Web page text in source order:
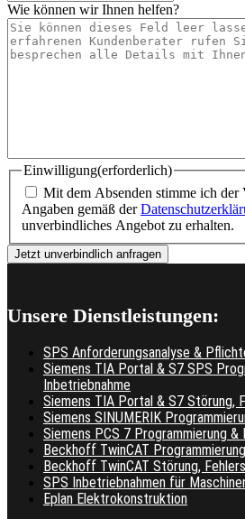
Wie können wir Ihnen helfen?
Einwilligung(erforderlich)
Mit dem Absenden stimme ich der
Angaben gemäß der
unverbindliches Angebot zu erhalten.
Unsere Dienstleistungen:
SPS Anforderungsanalyse &
Siemens TIA Portal & S7 SPS
Inbetriebnahme
Siemens TIA Portal & S7 Störung,
Siemens SINUMERIK
Siemens PCS 7 Programmierung &
Beckhoff TwinCAT
Beckhoff TwinCAT Störung,
SPS Inbetriebnahmen für
Eplan Elektrokonstruktion